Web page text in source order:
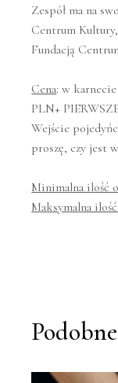
Zespół ma na
Centrum
Fundacją
Cena: w
PLN+
Wejście
proszę, czy jest
Minimalna ilość
Maksymalna